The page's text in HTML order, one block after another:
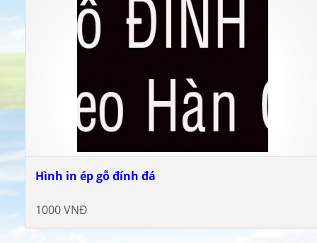
Hình in ép gỗ đính đá
1000 VNĐ